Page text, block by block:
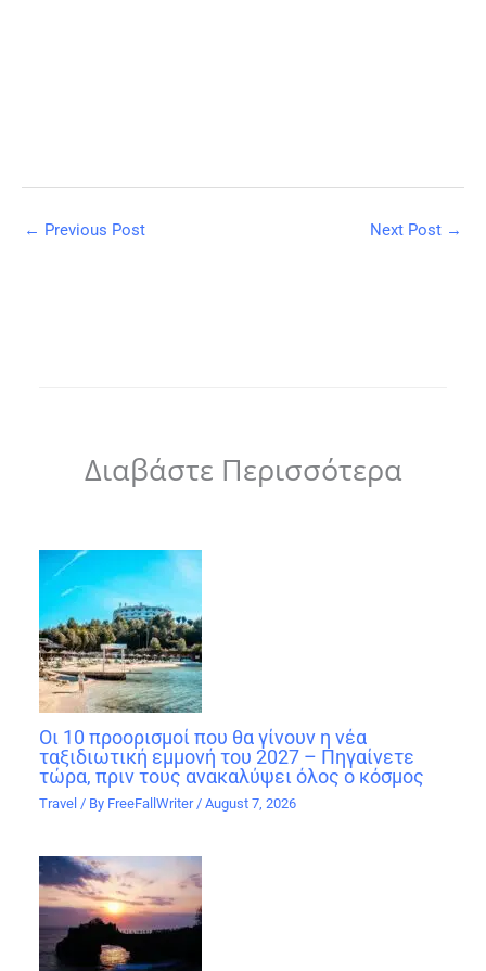
← Previous Post Next Post →
Διαβάστε Περισσότερα
Οι 10 προορισμοί που θα γίνουν η νέα
ταξιδιωτική εμμονή του 2027 – Πηγαίνετε
τώρα, πριν τους ανακαλύψει όλος ο κόσμος
Travel / By FreeFallWriter /August 7, 2026